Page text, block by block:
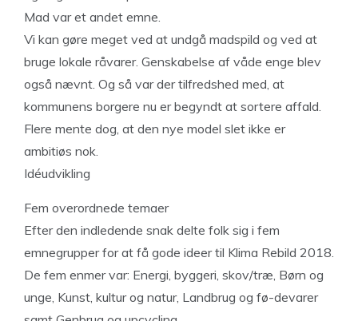
Mad var et andet emne.
Vi kan gøre meget ved at undgå madspild og ved at
bruge lokale råvarer. Genskabelse af våde enge blev
også nævnt. Og så var der tilfredshed med, at
kommunens borgere nu er begyndt at sortere affald.
Flere mente dog, at den nye model slet ikke er
ambitiøs nok.
Idéudvikling
Fem overordnede temaer
Efter den indledende snak delte folk sig i fem
emnegrupper for at få gode ideer til Klima Rebild 2018.
De fem enmer var: Energi, byggeri, skov/træ, Børn og
unge, Kunst, kultur og natur, Landbrug og fø-devarer